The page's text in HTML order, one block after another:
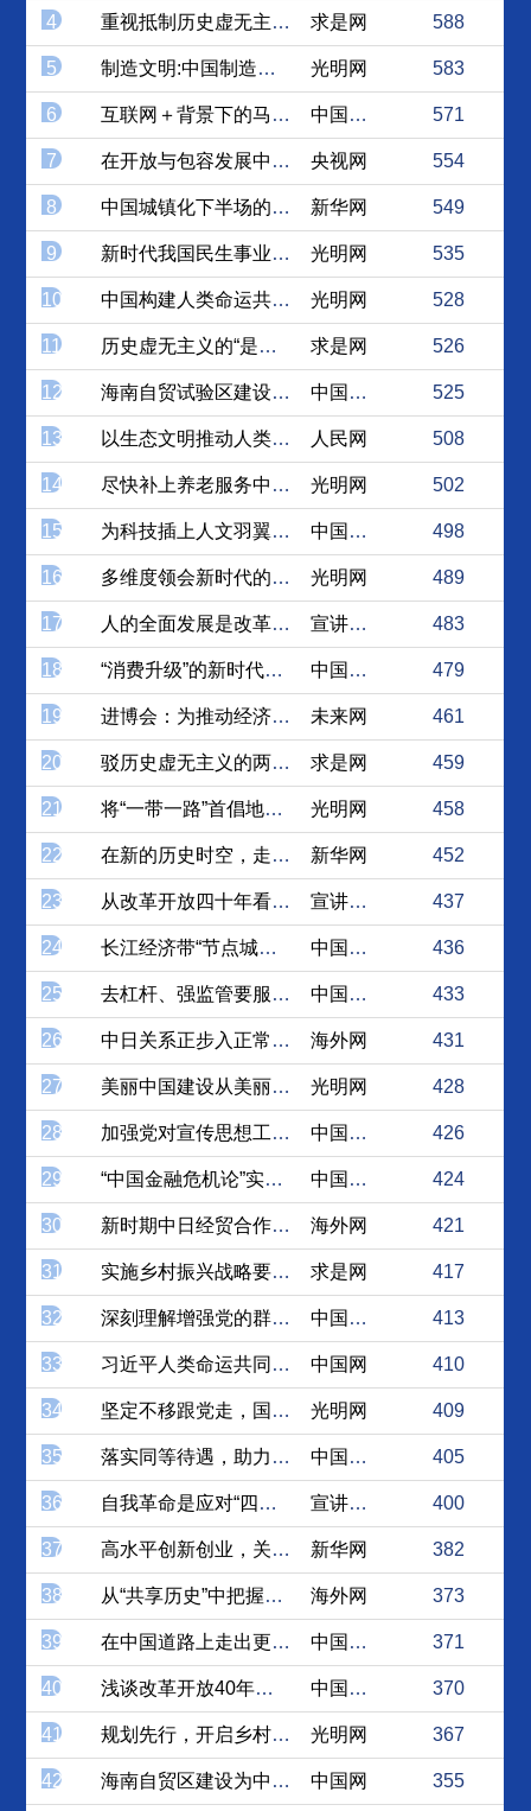
4 重视抵制历史虚无主义中的话... 求是网 588
5 制造文明:中国制造强国的最... 光明网 583
6 互联网＋背景下的马克思主义... 中国青年网 571
7 在开放与包容发展中推动文化... 央视网 554
8 中国城镇化下半场的挑战与对策 新华网 549
9 新时代我国民生事业发展取得... 光明网 535
10 中国构建人类命运共同体的多... 光明网 528
11 历史虚无主义的“是什么”“... 求是网 526
12 海南自贸试验区建设体现五个... 中国青年网 525
13 以生态文明推动人类命运共同... 人民网 508
14 尽快补上养老服务中的人文关... 光明网 502
15 为科技插上人文羽翼——学习... 中国社会科学网 498
16 多维度领会新时代的丰富内涵 光明网 489
17 人的全面发展是改革开放的根... 宣讲家网 483
18 “消费升级”的新时代，继续... 中国经济网 479
19 进博会：为推动经济全球化贡... 未来网 461
20 驳历史虚无主义的两种谬论 求是网 459
21 将“一带一路”首倡地打造为... 光明网 458
22 在新的历史时空，走好中日关... 新华网 452
23 从改革开放四十年看我国发展... 宣讲家网 437
24 长江经济带“节点城市”与全... 中国社会科学网 436
25 去杠杆、强监管要服务于稳增长 中国经济网 433
26 中日关系正步入正常轨道 频... 海外网 431
27 美丽中国建设从美丽乡村开始 光明网 428
28 加强党对宣传思想工作的全面... 中国社会科学网 426
29 “中国金融危机论”实为杞人... 中国经济网 424
30 新时期中日经贸合作，到底“... 海外网 421
31 实施乡村振兴战略要始终坚持... 求是网 417
32 深刻理解增强党的群众组织力... 中国社会科学网 413
33 习近平人类命运共同体伟大思... 中国网 410
34 坚定不移跟党走，国家辉煌谱... 光明网 409
35 落实同等待遇，助力台企转型... 中国台湾网 405
36 自我革命是应对“四大考验”... 宣讲家网 400
37 高水平创新创业，关键在“志... 新华网 382
38 从“共享历史”中把握中美关... 海外网 373
39 在中国道路上走出更加自信的... 中国西藏新闻网 371
40 浅谈改革开放40年中国交通... 中国交通网 370
41 规划先行，开启乡村振兴的新... 光明网 367
42 海南自贸区建设为中国改革开... 中国网 355